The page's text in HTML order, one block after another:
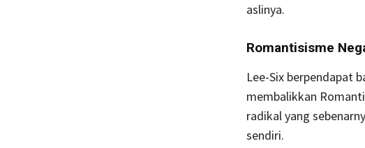
aslinya.
Romantisisme
Lee-Six berpendapat
membalikkan
radikal yang
sendiri.